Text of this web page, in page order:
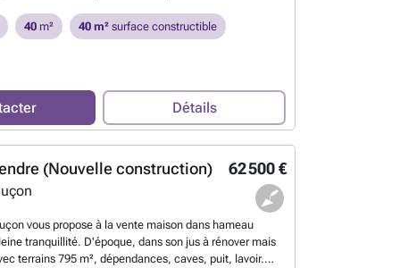
toute la surface avec une belle charpente où la toiture a
garage mais stationnement devant maison
réduit ###En savoir plus ?
40m² 40 m²surface constructible
Détails
62 500 €
(Nouvelle construction)
vous propose à la vente maison dans hameau
tranquillité. D'époque, dans son jus à rénover mais
terrains 795 m², dépendances, caves, puit, lavoir.